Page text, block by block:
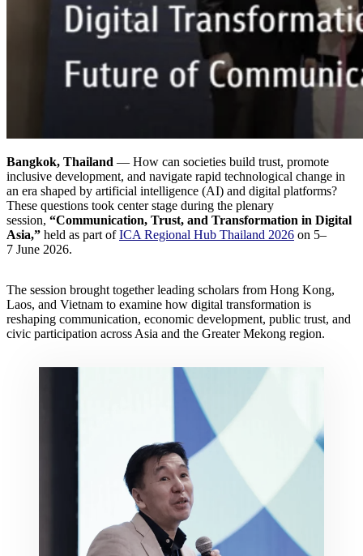
Bangkok, Thailand — How can societies build trust, promote
inclusive development, and navigate rapid technological change in
an era shaped by artificial intelligence (AI) and digital platforms?
These questions took center stage during the plenary
session, “Communication, Trust, and Transformation in Digital
Asia,” held as part ofICA Regional Hub Thailand 2026 on 5–
7 June 2026.
The session brought together leading scholars from Hong Kong,
Laos, and Vietnam to examine how digital transformation is
reshaping communication, economic development, public trust, and
civic participation across Asia and the Greater Mekong region.